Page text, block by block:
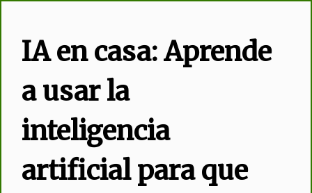
IA en casa: Aprende
a usar la
inteligencia
artificial para que